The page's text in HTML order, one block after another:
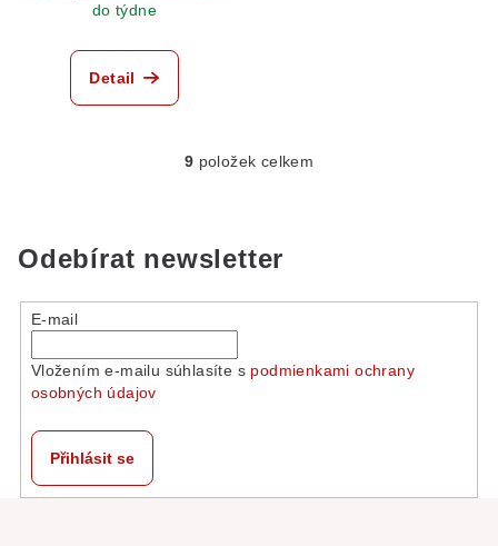
do týdne
Detail
O
á
d
a
p
v
9 položek celkem
Odebírat newsletter
E-mail
Vložením e-mailu súhlasíte s podmienkami ochrany
osobných údajov
Přihlásit se